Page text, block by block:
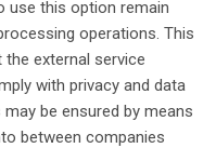
use this option remain
operations. This
external service
with privacy and data
be ensured by means
between companies